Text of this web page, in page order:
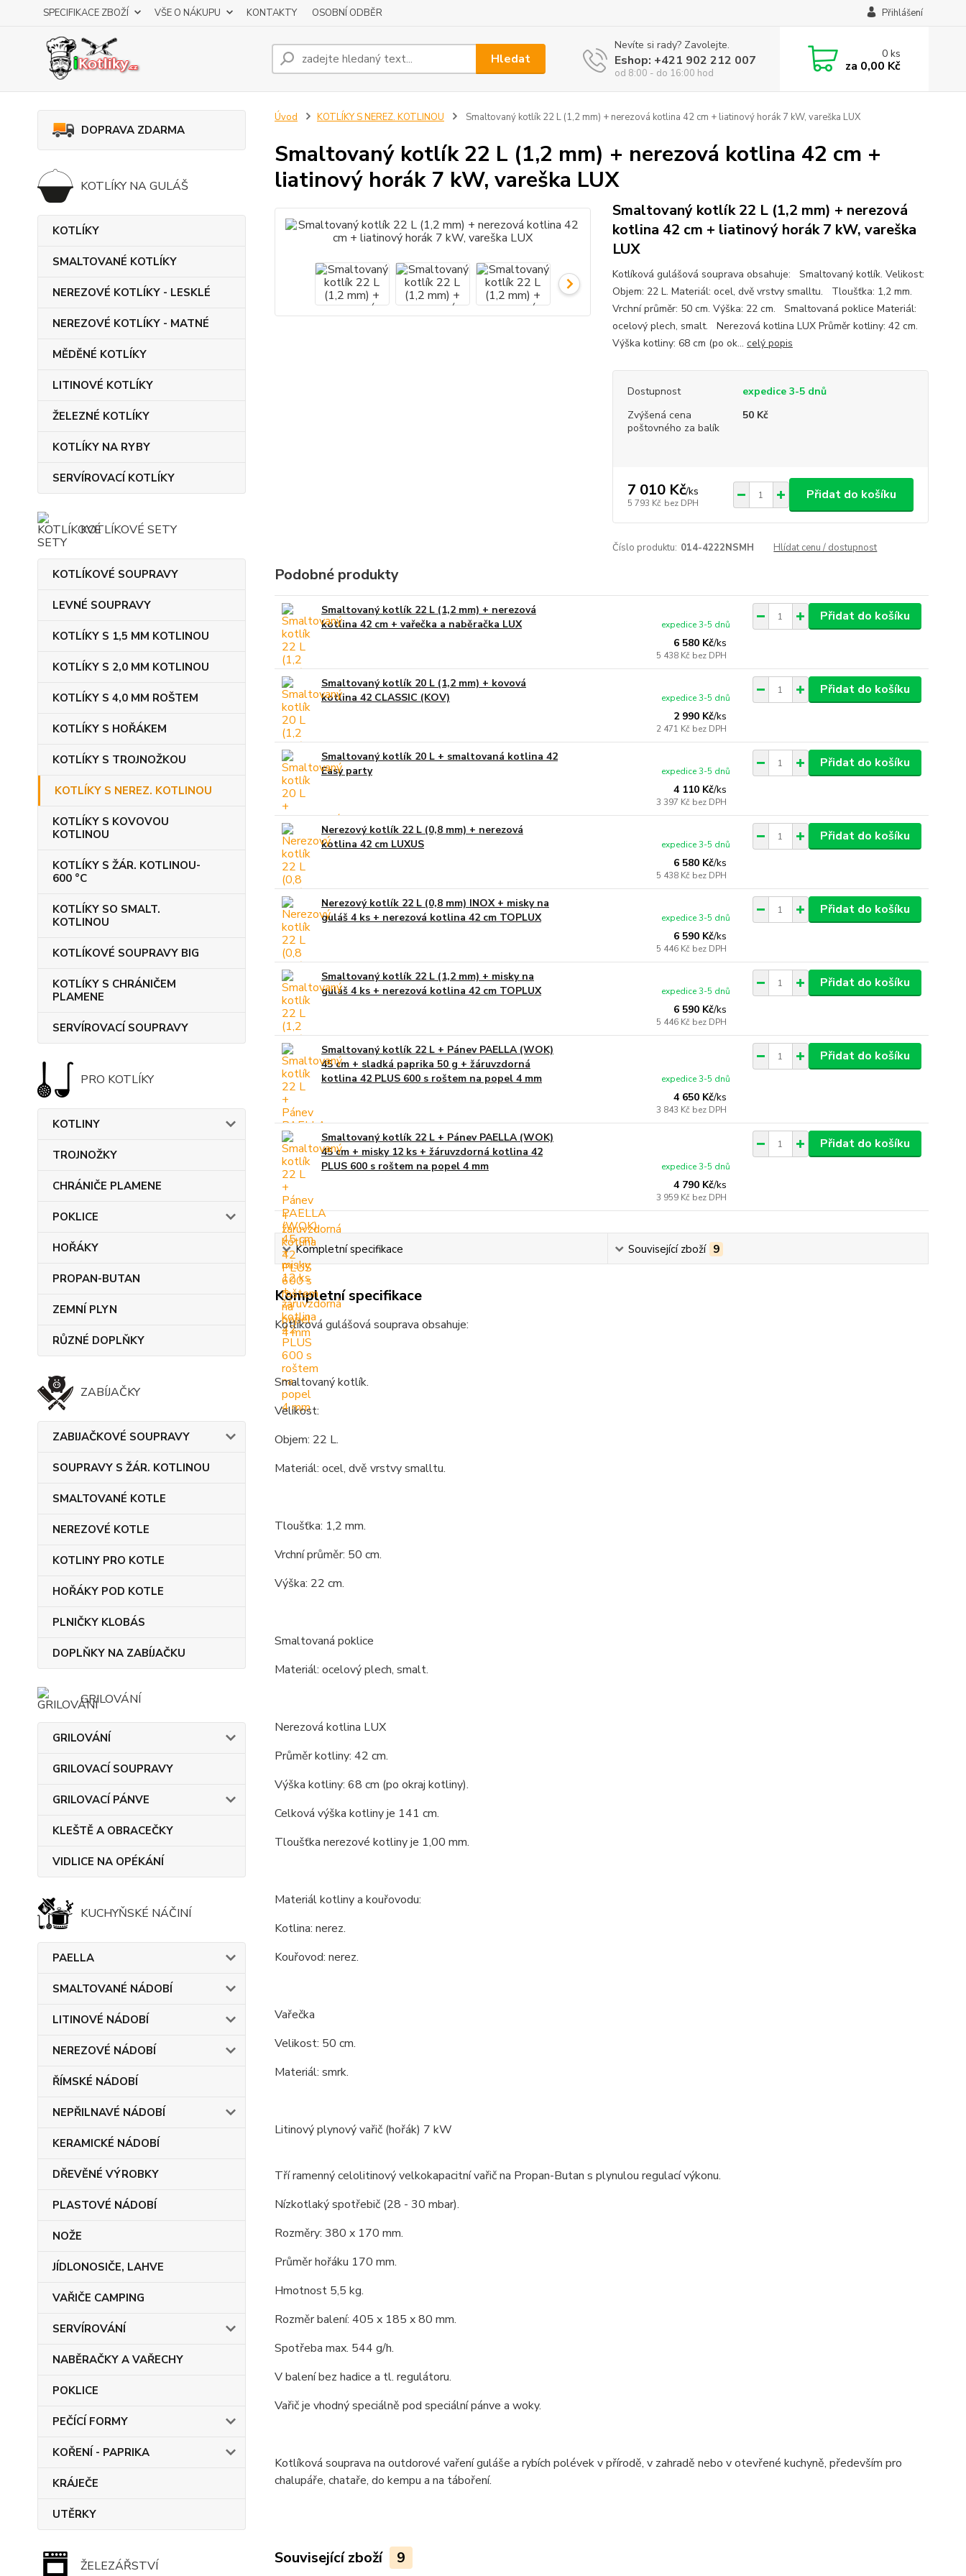
SPECIFIKACE ZBOŽÍ VŠE O NÁKUPU KONTAKTY OSOBNÍ ODBĚR Přihlášení
Hledat
Nevíte si rady? Zavolejte.
Eshop: +421 902 212 007
od 8:00 - do 16:00 hod
0ks
za 0,00 Kč
DOPRAVA ZDARMA
KOTLÍKY NA GULÁŠ
KOTLÍKY
SMALTOVANÉ KOTLÍKY
NEREZOVÉ KOTLÍKY - LESKLÉ
NEREZOVÉ KOTLÍKY - MATNÉ
MĚDĚNÉ KOTLÍKY
LITINOVÉ KOTLÍKY
ŽELEZNÉ KOTLÍKY
KOTLÍKY NA RYBY
SERVÍROVACÍ KOTLÍKY
KOTLÍKOVÉ SETY
KOTLÍKOVÉ SOUPRAVY
LEVNÉ SOUPRAVY
KOTLÍKY S 1,5 MM KOTLINOU
KOTLÍKY S 2,0 MM KOTLINOU
KOTLÍKY S 4,0 MM ROŠTEM
KOTLÍKY S HOŘÁKEM
KOTLÍKY S TROJNOŽKOU
KOTLÍKY S NEREZ. KOTLINOU
KOTLÍKY S KOVOVOU
KOTLINOU
KOTLÍKY S ŽÁR. KOTLINOU-
600 °C
KOTLÍKY SO SMALT.
KOTLINOU
KOTLÍKOVÉ SOUPRAVY BIG
KOTLÍKY S CHRÁNIČEM
PLAMENE
SERVÍROVACÍ SOUPRAVY
PRO KOTLÍKY
KOTLINY
TROJNOŽKY
CHRÁNIČE PLAMENE
POKLICE
HOŘÁKY
PROPAN-BUTAN
ZEMNÍ PLYN
RŮZNÉ DOPLŇKY
ZABÍJAČKY
ZABIJAČKOVÉ SOUPRAVY
SOUPRAVY S ŽÁR. KOTLINOU
SMALTOVANÉ KOTLE
NEREZOVÉ KOTLE
KOTLINY PRO KOTLE
HOŘÁKY POD KOTLE
PLNIČKY KLOBÁS
DOPLŇKY NA ZABÍJAČKU
GRILOVÁNÍ
GRILOVÁNÍ
GRILOVACÍ SOUPRAVY
GRILOVACÍ PÁNVE
KLEŠTĚ A OBRACEČKY
VIDLICE NA OPÉKÁNÍ
KUCHYŇSKÉ NÁČINÍ
PAELLA
SMALTOVANÉ NÁDOBÍ
LITINOVÉ NÁDOBÍ
NEREZOVÉ NÁDOBÍ
ŘÍMSKÉ NÁDOBÍ
NEPŘILNAVÉ NÁDOBÍ
KERAMICKÉ NÁDOBÍ
DŘEVĚNÉ VÝROBKY
PLASTOVÉ NÁDOBÍ
NOŽE
JÍDLONOSIČE, LAHVE
VAŘIČE CAMPING
SERVÍROVÁNÍ
NABĚRAČKY A VAŘECHY
POKLICE
PEČÍCÍ FORMY
KOŘENÍ - PAPRIKA
KRÁJEČE
UTĚRKY
ŽELEZÁŘSTVÍ
Úvod KOTLÍKY S NEREZ. KOTLINOU Smaltovaný kotlík 22 L (1,2 mm) + nerezová kotlina 42 cm + liatinový horák 7 kW, vareška LUX
Smaltovaný kotlík 22 L (1,2 mm) + nerezová kotlina 42 cm +
liatinový horák 7 kW, vareška LUX
Smaltovaný kotlík 22 L (1,2 mm) + nerezová
kotlina 42 cm + liatinový horák 7 kW, vareška
LUX
Kotlíková gulášová souprava obsahuje: Smaltovaný kotlík. Velikost:
Objem: 22 L. Materiál: ocel, dvě vrstvy smalltu. Tloušťka: 1,2 mm.
Vrchní průměr: 50 cm. Výška: 22 cm. Smaltovaná poklice Materiál:
ocelový plech, smalt. Nerezová kotlina LUX Průměr kotliny: 42 cm.
Výška kotliny: 68 cm (po ok... celý popis
Dostupnost
expedice 3-5 dnů
Zvýšená cena
poštovného za balík
50 Kč
7 010 Kč/ks
5 793 Kč bez DPH
Přidat do košíku
Číslo produktu: 014-4222NSMH Hlídat cenu / dostupnost
Podobné produkty
Smaltovaný kotlík 22 L (1,2 mm) + nerezová
kotlina 42 cm + vařečka a naběračka LUX
6 580 Kč/ks
5 438 Kč bez DPH
expedice 3-5 dnů
Přidat do košíku
Smaltovaný kotlík 20 L (1,2 mm) + kovová
kotlina 42 CLASSIC (KOV)
2 990 Kč/ks
2 471 Kč bez DPH
expedice 3-5 dnů
Přidat do košíku
Smaltovaný kotlík 20 L + smaltovaná kotlina 42
Easy party
4 110 Kč/ks
3 397 Kč bez DPH
expedice 3-5 dnů
Přidat do košíku
Nerezový kotlík 22 L (0,8 mm) + nerezová
kotlina 42 cm LUXUS
6 580 Kč/ks
5 438 Kč bez DPH
expedice 3-5 dnů
Přidat do košíku
Nerezový kotlík 22 L (0,8 mm) INOX + misky na
guláš 4 ks + nerezová kotlina 42 cm TOPLUX
6 590 Kč/ks
5 446 Kč bez DPH
expedice 3-5 dnů
Přidat do košíku
Smaltovaný kotlík 22 L (1,2 mm) + misky na
guláš 4 ks + nerezová kotlina 42 cm TOPLUX
6 590 Kč/ks
5 446 Kč bez DPH
expedice 3-5 dnů
Přidat do košíku
Smaltovaný kotlík 22 L + Pánev PAELLA (WOK)
45 cm + sladká paprika 50 g + žáruvzdorná
kotlina 42 PLUS 600 s roštem na popel 4 mm
4 650 Kč/ks
3 843 Kč bez DPH
expedice 3-5 dnů
Přidat do košíku
Smaltovaný kotlík 22 L + Pánev PAELLA (WOK)
45 cm + misky 12 ks + žáruvzdorná kotlina 42
PLUS 600 s roštem na popel 4 mm
4 790 Kč/ks
3 959 Kč bez DPH
expedice 3-5 dnů
Přidat do košíku
Kompletní specifikace Související zboží 9
Kompletní specifikace
Kotlíková gulášová souprava obsahuje:
Smaltovaný kotlík.
Velikost:
Objem: 22 L.
Materiál: ocel, dvě vrstvy smalltu.
Tloušťka: 1,2 mm.
Vrchní průměr: 50 cm.
Výška: 22 cm.
Smaltovaná poklice
Materiál: ocelový plech, smalt.
Nerezová kotlina LUX
Průměr kotliny: 42 cm.
Výška kotliny: 68 cm (po okraj kotliny).
Celková výška kotliny je 141 cm.
Tloušťka nerezové kotliny je 1,00 mm.
Materiál kotliny a kouřovodu:
Kotlina: nerez.
Kouřovod: nerez.
Vařečka
Velikost: 50 cm.
Materiál: smrk.
Litinový plynový vařič (hořák) 7 kW
Tří ramenný celolitinový velkokapacitní vařič na Propan-Butan s plynulou regulací výkonu.
Nízkotlaký spotřebič (28 - 30 mbar).
Rozměry: 380 x 170 mm.
Průměr hořáku 170 mm.
Hmotnost 5,5 kg.
Rozměr balení: 405 x 185 x 80 mm.
Spotřeba max. 544 g/h.
V balení bez hadice a tl. regulátoru.
Vařič je vhodný speciálně pod speciální pánve a woky.
Kotlíková souprava na outdorové vaření guláše a rybích polévek v přírodě, v zahradě nebo v otevřené kuchyně, především pro
chalupáře, chataře, do kempu a na táboření.
Související zboží 9